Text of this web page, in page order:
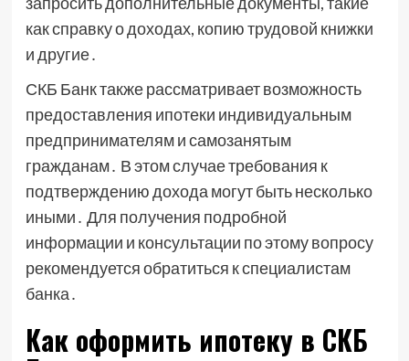
как справку о доходах, копию трудовой книжки
и другие․
СКБ Банк также рассматривает возможность
предоставления ипотеки индивидуальным
предпринимателям и самозанятым
гражданам․ В этом случае требования к
подтверждению дохода могут быть несколько
иными․ Для получения подробной
информации и консультации по этому вопросу
рекомендуется обратиться к специалистам
банка․
Как оформить ипотеку в СКБ